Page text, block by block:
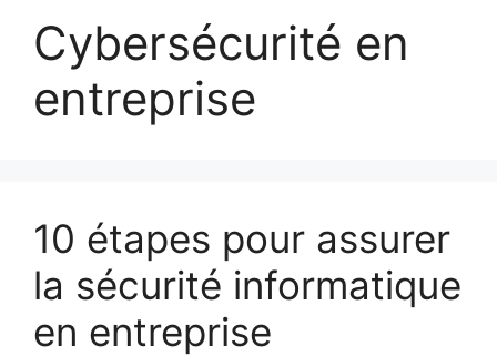
Cybersécurité en
entreprise
10 étapes pour assurer
la sécurité informatique
en entreprise